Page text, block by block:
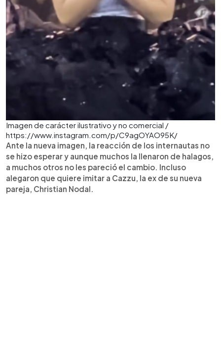
Imagen de carácter ilustrativo y no comercial /
https://www.instagram.com/p/C9agOYAO95K/
Ante la nueva imagen, la reacción de los internautas no
se hizo esperar y aunque muchos la llenaron de halagos,
a muchos otros no les pareció el cambio. Incluso
alegaron que quiere imitar a Cazzu, la ex de su nueva
pareja, Christian Nodal.